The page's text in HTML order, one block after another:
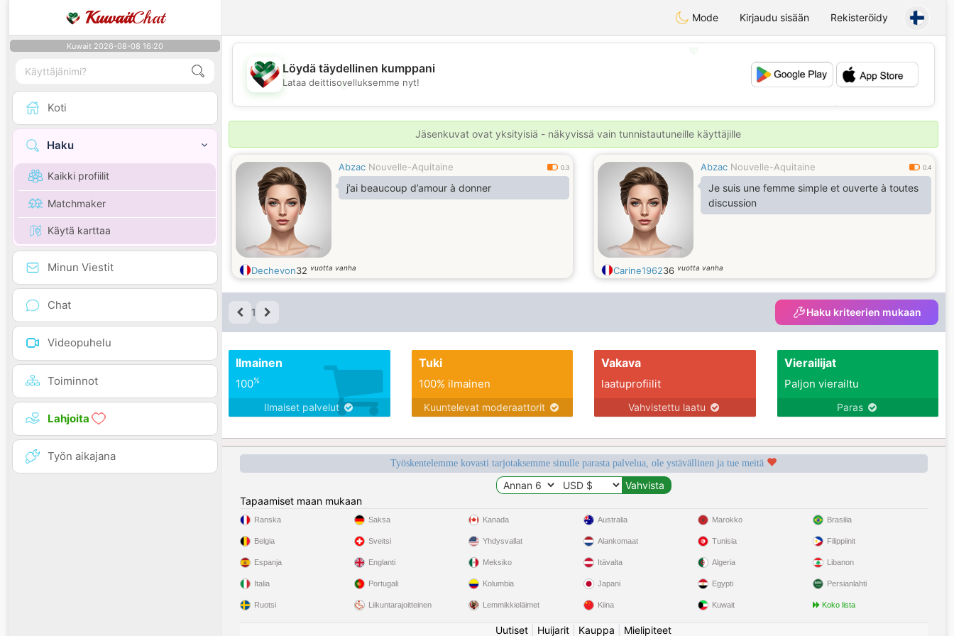
KuwaitChat Mode Kirjaudu sisään Rekisteröidy
Kuwait 2026-08-08 16:20
Koti
Haku
Kaikki profiilit
Matchmaker
Käytä karttaa
Minun Viestit
Chat
Videopuhelu
Toiminnot
Lahjoita
Työn aikajana
💖
💕
💕
Löydä täydellinen kumppani
Lataa deittisovelluksemme nyt!
Jäsenkuvat ovat yksityisiä - näkyvissä vain tunnistautuneille käyttäjille
Abzac Nouvelle-Aquitaine 0.3
j’ai beaucoup d’amour à donner
Dechevon32 vuotta vanha
Abzac Nouvelle-Aquitaine 0.4
Je suis une femme simple et ouverte à toutes
discussion
Carine196236 vuotta vanha
1 Haku kriteerien mukaan
Ilmainen
100%
Ilmaiset palvelut
Tuki
100% ilmainen
Kuuntelevat moderaattorit
Vakava
laatuprofiilit
Vahvistettu laatu
Vierailijat
Paljon vierailtu
Paras
Työskentelemme kovasti tarjotaksemme sinulle parasta palvelua, ole ystävällinen ja tue meitä
Tapaamiset maan mukaan
Ranska
Belgia
Espanja
Italia
Ruotsi
Saksa
Sveitsi
Englanti
Portugali
Liikuntarajoitteinen
Kanada
Yhdysvallat
Meksiko
Kolumbia
Lemmikkieläimet
Australia
Alankomaat
Itävalta
Japani
Kiina
Marokko
Tunisia
Algeria
Egypti
Kuwait
Brasilia
Filippiinit
Libanon
Persianlahti
Koko lista
Uutiset Huijarit Kauppa Mielipiteet